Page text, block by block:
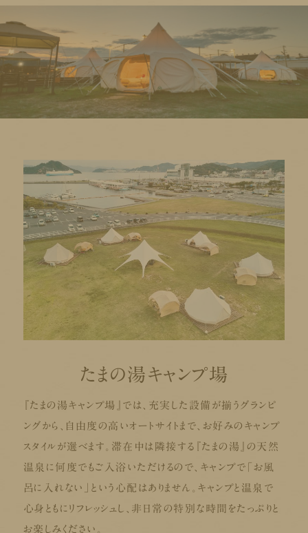
たまの湯キャンプ場
『たまの湯キャンプ場』では、充実した設備が揃うグランピ
ングから、自由度の高いオートサイトまで、お好みのキャンプ
スタイルが選べます。滞在中は隣接する『たまの湯』の天然
温泉に何度でもご入浴いただけるので、キャンプで「お風
呂に入れない」という心配はありません。キャンプと温泉で
心身ともにリフレッシュし、非日常の特別な時間をたっぷりと
お楽しみください。